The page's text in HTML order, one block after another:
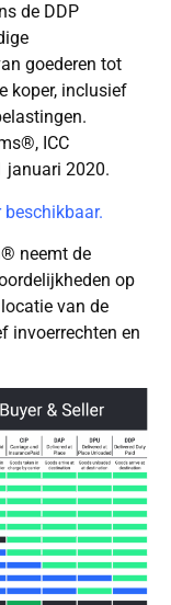
de DDP
goederen tot
koper, inclusief
ICC
januari 2020.
neemt de
op
van de
invoerrechten en